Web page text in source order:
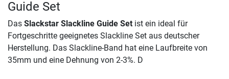
Guide Set
Das Slackstar Slackline Guide Set ist ein ideal für
Fortgeschritte geeignetes Slackline Set aus deutscher
Herstellung. Das Slackline-Band hat eine Laufbreite von
35mm und eine Dehnung von 2-3%. D